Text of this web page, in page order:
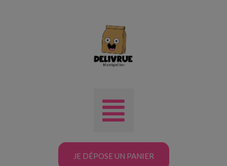
JE DÉPOSE UN PANIER